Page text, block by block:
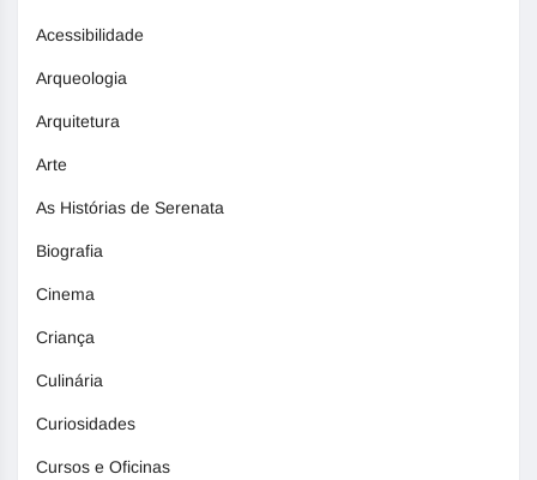
Acessibilidade
Arqueologia
Arquitetura
Arte
As Histórias de Serenata
Biografia
Cinema
Criança
Culinária
Curiosidades
Cursos e Oficinas